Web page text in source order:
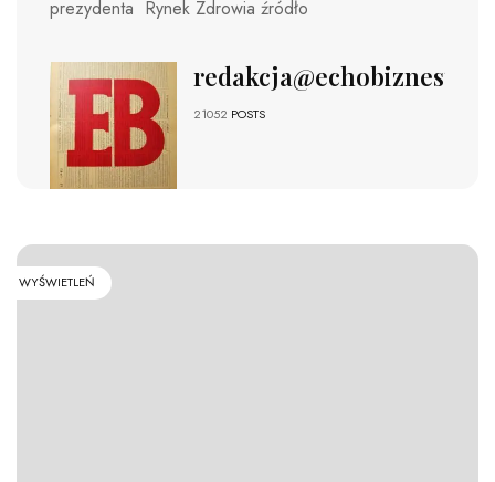
prezydenta Rynek Zdrowia źródło
redakcja@echobiznesu.pl
21052 POSTS
WYŚWIETLEŃ